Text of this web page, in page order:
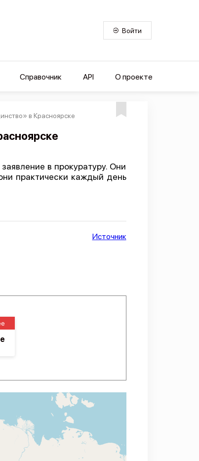
Войти
Справочник API О проекте
в Красноярске
в прокуратуру. Они
практически каждый день
Источник